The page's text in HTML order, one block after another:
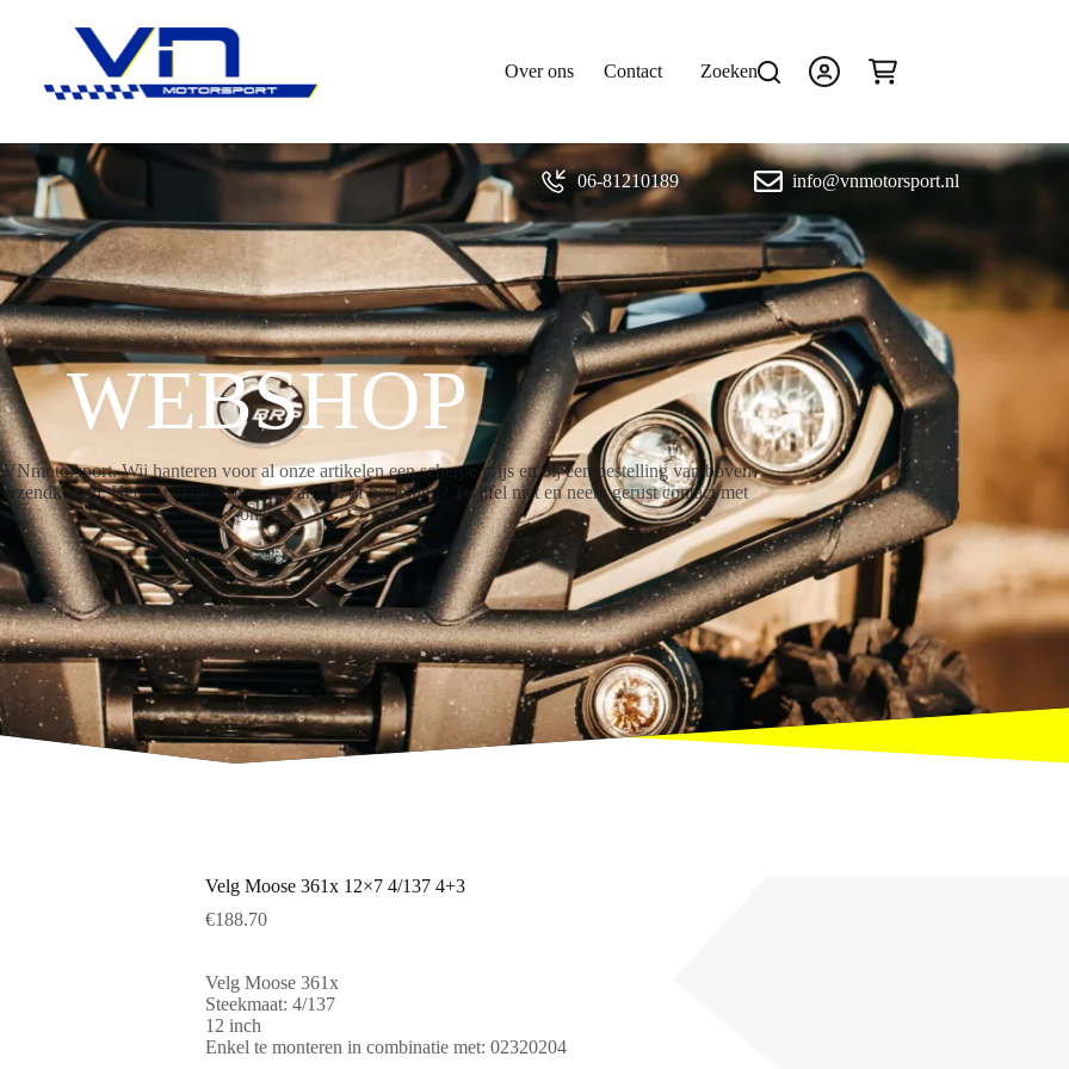
Over ons Contact Zoeken Winkelwagen
WEBSHOP
Wij hanteren voor al onze artikelen een scherpe prijs en bij een bestelling van boven
Heeft u vragen over een artikel of bestelling? Twijfel niet en neem gerust contact met
ons op!
06-81210189 info@vnmotorsport.nl
Velg Moose 361x 12×7 4/137 4+3
€188.70
Velg Moose 361x
Steekmaat: 4/137
12 inch
Enkel te monteren in combinatie met: 02320204